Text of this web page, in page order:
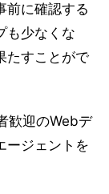
前に確認する
も少なくな
たすことがで
歓迎のWebデ
ージェントを